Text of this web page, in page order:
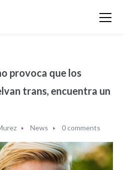
provoca que los
trans, encuentra un
News 0 comments